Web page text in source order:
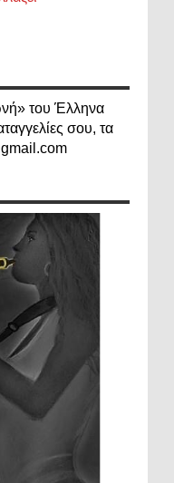
του Έλληνα
σου, τα